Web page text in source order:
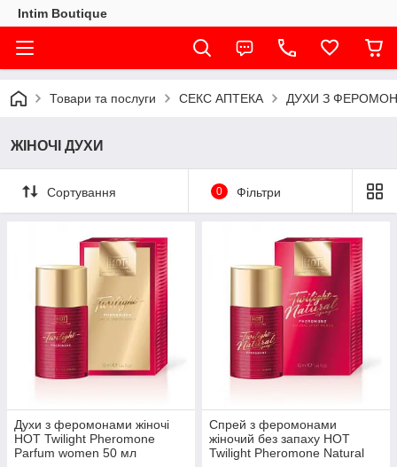
Intim Boutique
Товари та послуги СЕКС АПТЕКА ДУХИ З
ЖІНОЧІ ДУХИ
Сортування 0 Фільтри
Духи з феромонами жіночі
HOT Twilight Pheromone
Parfum women 50 мл
Спрей з феромонами
жіночий без запаху HOT
Twilight Pheromone Natural